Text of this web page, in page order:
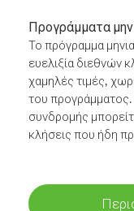
Προγράμματα
Το πρόγραμμα
ευελιξία διεθνών
χαμηλές τιμές,
του
συνδρομής
κλήσεις που ήδη